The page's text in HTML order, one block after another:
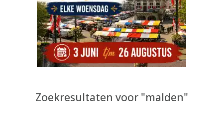
Zoekresultaten voor "malden"